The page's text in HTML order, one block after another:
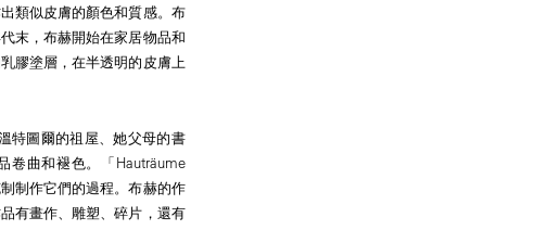
類似皮膚的顏色和質感。布
末，布赫開始在家居物品和
膠塗層，在半透明的皮膚上
特圖爾的祖屋、她父母的書
卷曲和褪色。「Hauträume
制作它們的過程。布赫的作
有畫作、雕塑、碎片，還有